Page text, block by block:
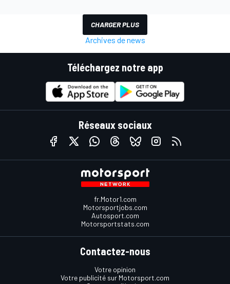
CHARGER PLUS
Archives de news
Téléchargez notre app
Réseaux sociaux
fr.Motor1.com
Motorsportjobs.com
Autosport.com
Motorsportstats.com
Contactez-nous
Votre opinion
Votre publicité sur Motorsport.com